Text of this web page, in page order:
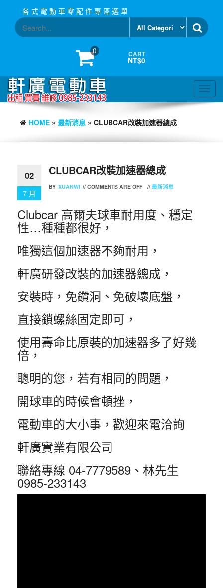
content
各 式 電 動 車 零 配 件 專 區 選 單
0 CART
NT$0
HOME » 最新消息 » CLUBCAR改裝加速器總成
02
7 月
CLUBCAR改裝加速器總成
BY XUANWI // COMMENTS ARE OFF // 最新消息
Clubcar 高爾夫球車耐用度、穩定
性…種種都很好，
唯獨這個加速器不夠耐用，
軒廣研發改裝的加速器總成，
安裝時，免鑽洞、免破壞底盤，
直接鎖螺絲固定即可，
使用壽命比原裝的加速器多了好幾
倍，
聰明的您，若有相同的問題，
開球車的時候會頓挫，
電動車的大小事，歡迎來電洽詢
軒廣實業有限公司
聯絡專線 04-7779589、林先生
0985-233143